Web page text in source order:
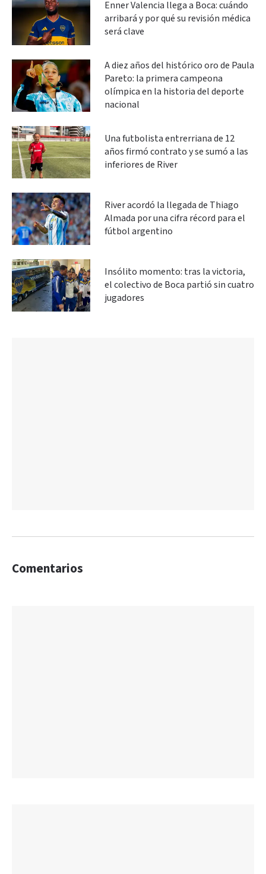
Enner Valencia llega a Boca: cuándo
arribará y por qué su revisión médica
será clave
A diez años del histórico oro de Paula
Pareto: la primera campeona
olímpica en la historia del deporte
nacional
Una futbolista entrerriana de 12
años firmó contrato y se sumó a las
inferiores de River
River acordó la llegada de Thiago
Almada por una cifra récord para el
fútbol argentino
Insólito momento: tras la victoria,
el colectivo de Boca partió sin cuatro
jugadores
Comentarios